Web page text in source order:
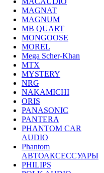
MAGNAT
MAGNUM
MB QUART
MONGOOSE
MOREL
Mega Scher-Khan
MTX
MYSTERY
NRG
NAKAMICHI
ORIS
PANASONIC
PANTERA
PHANTOM CAR
AUDIO
Phantom
АВТОАКСЕССУАРЫ
PHILIPS